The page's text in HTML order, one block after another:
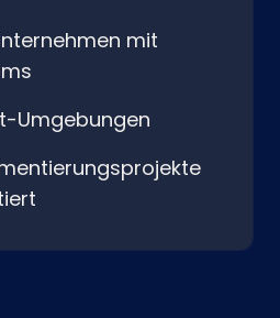
mit
Umgebungen